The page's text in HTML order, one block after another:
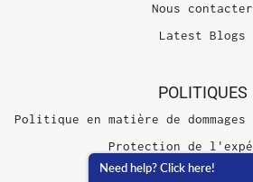
Nous contacter
Latest Blogs
POLITIQUES
Politique en matière de
Protection de
Conditions
Need help? Click here!